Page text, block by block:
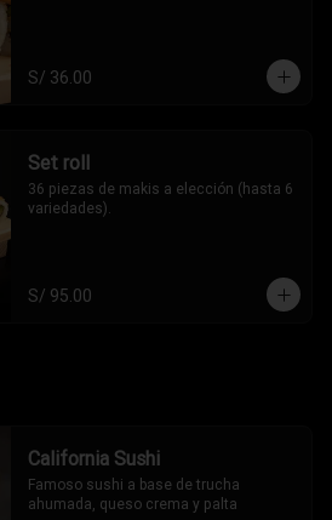
S/ 36.00
Set roll
36 piezas de makis a elección (hasta 6
variedades).
S/ 95.00
California Sushi
Famoso sushi a base de trucha
ahumada, queso crema y palta